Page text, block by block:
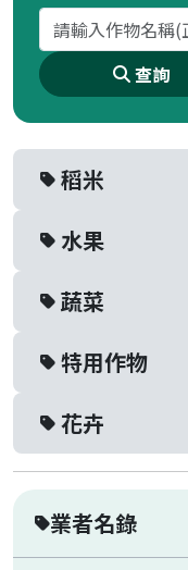
查詢
稻米
水果
蔬菜
特用作物
花卉
業者名錄